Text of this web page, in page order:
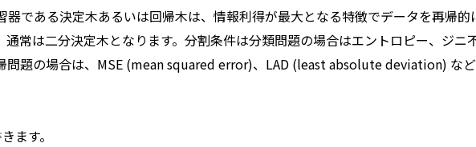
器である決定木あるいは回帰木は、情報利得が最大となる特徴でデータを再帰的
通常は二分決定木となります。分割条件は分類問題の場合はエントロピー、ジニ
問題の場合は、MSE (mean squared error)、LAD (least absolute deviation) な
ます。